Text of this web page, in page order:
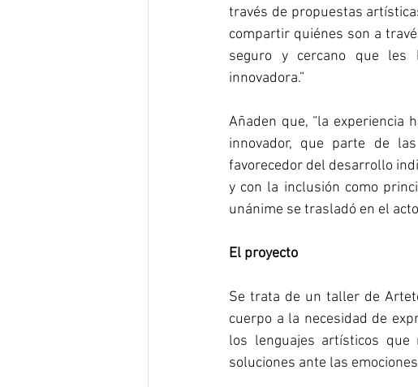
través de propuestas
compartir quiénes son a
seguro y cercano que les
innovadora.”
Añaden que, “la experiencia
innovador, que parte de
favorecedor del desarrollo
y con la inclusión como
unánime se trasladó en el
El proyecto
Se trata de un taller de
cuerpo a la necesidad de
los lenguajes artísticos
soluciones ante las